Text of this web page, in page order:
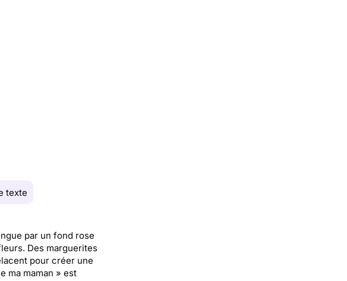
texte
par un fond rose
Des marguerites
pour créer une
ma maman » est